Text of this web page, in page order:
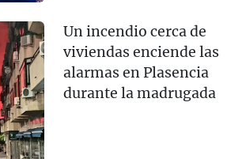
Un incendio cerca de
viviendas enciende las
alarmas en Plasencia
durante la madrugada